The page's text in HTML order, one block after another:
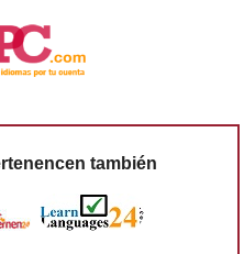
también